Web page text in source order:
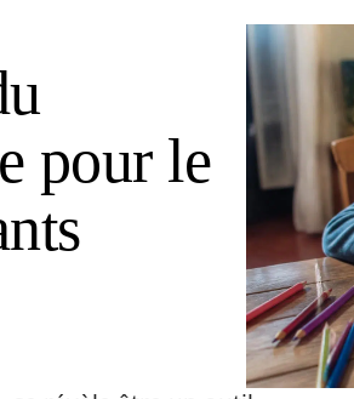
pour le